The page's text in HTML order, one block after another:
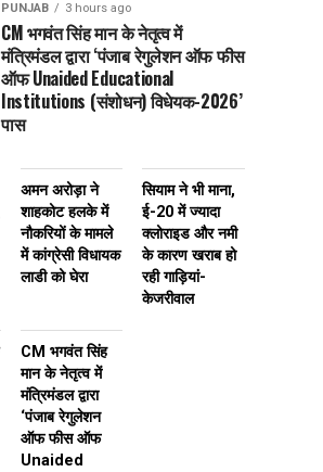
PUNJAB 3 hours ago
CM भगवंत सिंह मान के नेतृत्व में
मंत्रिमंडल द्वारा ‘पंजाब रेगुलेशन ऑफ फीस
ऑफ Unaided Educational
Institutions (संशोधन) विधेयक-2026’
पास
अमन अरोड़ा ने
शाहकोट हलके में
नौकरियों के मामले
में कांग्रेसी विधायक
लाडी को घेरा
सियाम ने भी माना,
ई-20 में ज्यादा
क्लोराइड और नमी
के कारण खराब हो
रही गाड़ियां-
केजरीवाल
CM भगवंत सिंह
मान के नेतृत्व में
मंत्रिमंडल द्वारा
‘पंजाब रेगुलेशन
ऑफ फीस ऑफ
Unaided